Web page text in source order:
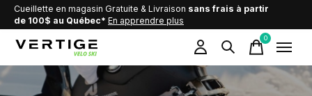
Cueillette en magasin Gratuite & Livraison sans frais à partir
de 100$ au Québec* En apprendre plus
0items